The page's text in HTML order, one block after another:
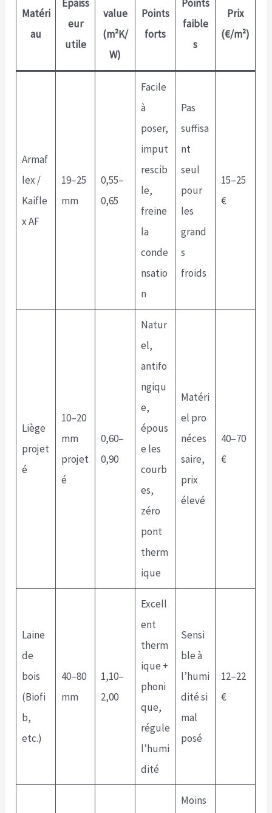
Matéri
au
Épaiss
eur
utile
value
(m²K/
W)
Points
forts
Points
faible
s
Prix
(€/m²)
Armaf
lex /
Kaifle
x AF
19–25
mm
0,55–
0,65
Facile
à
poser,
imput
rescib
le,
freine
la
conde
nsatio
n
Pas
suffisa
nt
seul
pour
les
grand
s
froids
15–25
€
Liège
projet
é
10–20
mm
projet
é
0,60–
0,90
Natur
el,
antifo
ngiqu
e,
épous
e les
courb
es,
zéro
pont
therm
ique
Matéri
el pro
néces
saire,
prix
élevé
40–70
€
Laine
de
bois
(Biofi
b,
etc.)
40–80
mm
1,10–
2,00
Excell
ent
therm
ique +
phoni
que,
régule
l’humi
dité
Sensi
ble à
l’humi
dité si
mal
posé
12–22
€
Moins